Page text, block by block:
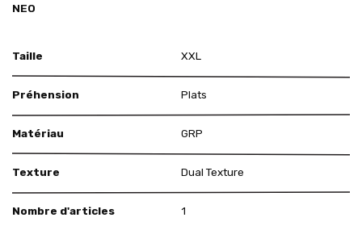
NEO
Taille XXL
Préhension Plats
Matériau GRP
Texture Dual Texture
Nombre d'articles 1